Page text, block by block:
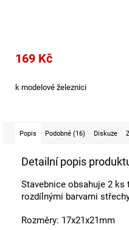
169 Kč
k modelové železnici
Popis Podobné (16) Diskuze
Detailní popis
Stavebnice obsahuje 2 ks
rozdílnými barvami
Rozměry: 17x21x21mm